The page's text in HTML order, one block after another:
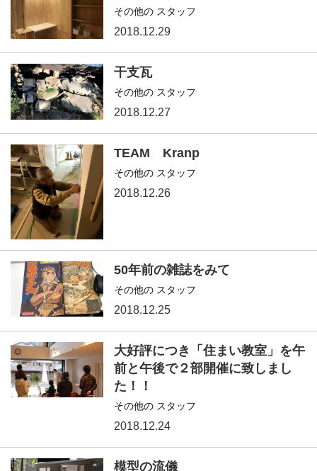
その他の スタッフ
2018.12.29
干支瓦
その他の スタッフ
2018.12.27
TEAM Kranp
その他の スタッフ
2018.12.26
50年前の雑誌をみて
その他の スタッフ
2018.12.25
大好評につき「住まい教室」を午
前と午後で２部開催に致しまし
た！！
その他の スタッフ
2018.12.24
模型の流儀